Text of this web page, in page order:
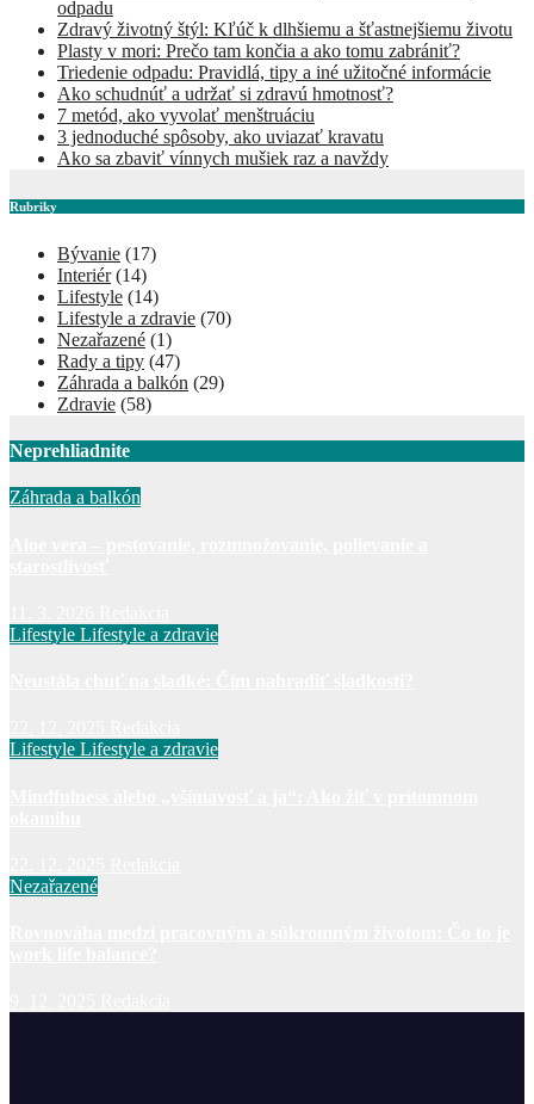
odpadu
Zdravý životný štýl: Kľúč k dlhšiemu a šťastnejšiemu životu
Plasty v mori: Prečo tam končia a ako tomu zabrániť?
Triedenie odpadu: Pravidlá, tipy a iné užitočné informácie
Ako schudnúť a udržať si zdravú hmotnosť?
7 metód, ako vyvolať menštruáciu
3 jednoduché spôsoby, ako uviazať kravatu
Ako sa zbaviť vínnych mušiek raz a navždy
Rubriky
Bývanie (17)
Interiér(14)
Lifestyle (14)
Lifestyle a zdravie (70)
Nezařazené (1)
Rady a tipy (47)
Záhrada a balkón (29)
Zdravie (58)
Neprehliadnite
Záhrada a balkón
Lifestyle Lifestyle a zdravie
Lifestyle Lifestyle a zdravie
Nezařazené